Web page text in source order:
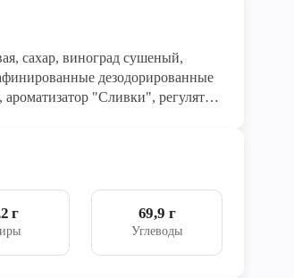
сахар, виноград сушеный,
дезодорированные
"Сливки", регулятор
г 69,9 г
Углеводы